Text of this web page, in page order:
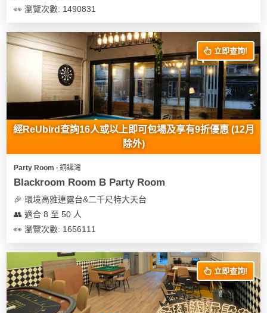
👀 瀏覽次數: 1490831
立即查詢!
經ReUbird查詢16人或以上即可包場及享有9折優惠 (12月
除外)
Party Room ∙ 銅鑼灣
Blackroom Room B Party Room
🎉 環境高雅連露台&二千尺特大天台
👥 適合 8 至 50 人
👀 瀏覽次數: 1656111
立即查詢!